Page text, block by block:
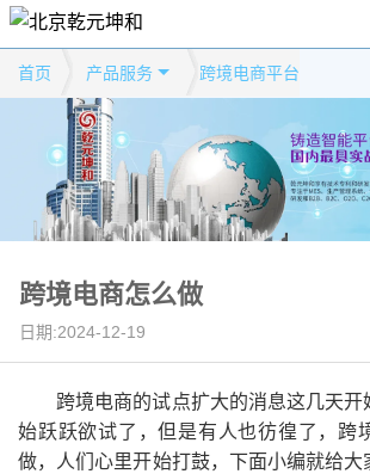
首页 产品服务 跨境电商平台
跨境电商怎么做
日期:2024-12-19
跨境电商的试点扩大的消息这几天
始跃跃欲试了，但是有人也彷徨了，跨
做，人们心里开始打鼓，下面小编就给大